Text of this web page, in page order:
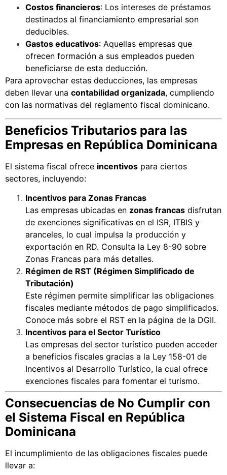
Costos financieros: Los intereses de préstamos
destinados al financiamiento empresarial son
deducibles.
Gastos educativos: Aquellas empresas que
ofrecen formación a sus empleados pueden
beneficiarse de esta deducción.
Para aprovechar estas deducciones, las empresas
deben llevar una contabilidad organizada, cumpliendo
con las normativas del reglamento fiscal dominicano.
Beneficios Tributarios para las
Empresas en República Dominicana
El sistema fiscal ofrece incentivos para ciertos
sectores, incluyendo:
Incentivos para Zonas Francas
Las empresas ubicadas en zonas francas disfrutan
de exenciones significativas en el ISR, ITBIS y
aranceles, lo cual impulsa la producción y
exportación en RD. Consulta la Ley 8-90 sobre
Zonas Francas para más detalles.
Régimen de RST (Régimen Simplificado de
Tributación)
Este régimen permite simplificar las obligaciones
fiscales mediante métodos de pago simplificados.
Conoce más sobre el RST en la página de la DGII.
Incentivos para el Sector Turístico
Las empresas del sector turístico pueden acceder
a beneficios fiscales gracias a la Ley 158-01 de
Incentivos al Desarrollo Turístico, la cual ofrece
exenciones fiscales para fomentar el turismo.
Consecuencias de No Cumplir con
el Sistema Fiscal en República
Dominicana
El incumplimiento de las obligaciones fiscales puede
llevar a: